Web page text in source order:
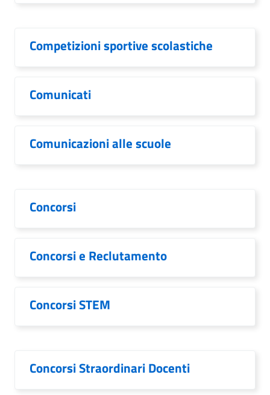
Competizioni sportive scolastiche
Comunicati
Comunicazioni alle scuole
Concorsi
Concorsi e Reclutamento
Concorsi STEM
Concorsi Straordinari Docenti